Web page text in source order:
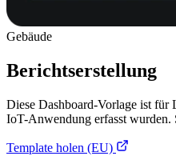
Gebäude
Berichtserstellung
Diese Dashboard-Vorlage ist für
IoT-Anwendung erfasst wurden.
Template holen (EU)